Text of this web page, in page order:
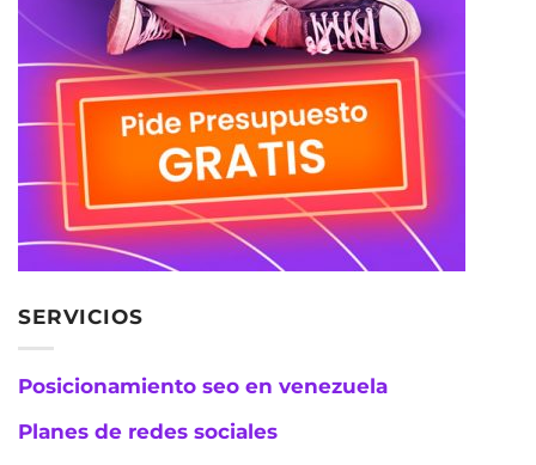
SERVICIOS
Posicionamiento seo en venezuela
Planes de redes sociales